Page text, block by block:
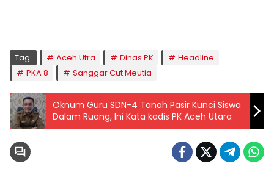
Tag: Aceh Utra Dinas PK
Headline
PKA 8
Sanggar Cut Meutia
Oknum Guru SDN-4 Tanah Pasir Kunci Siswa
Dalam Ruang, Ini Kata kadis PK Aceh Utara